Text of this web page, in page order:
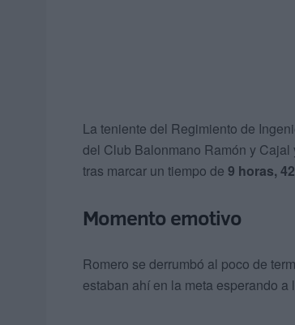
La teniente del Regimiento de
del Club Balonmano Ramón y
tras marcar un tiempo de 9 horas,
Momento emotivo
Romero se derrumbó al poco de
estaban ahí en la meta esperando